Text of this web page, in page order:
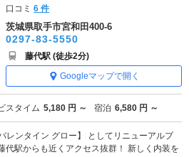
口コミ6 件
茨城県取手市宮和田400-6
0297-83-5550
藤代駅 (徒歩2分)
Googleマップで開く
スタイム 5,180 円 ～ 宿泊 6,580 円 ～
レンタイン グロー】 としてリニューアルプ
代駅からも近くアクセス抜群！ 新しく内装を